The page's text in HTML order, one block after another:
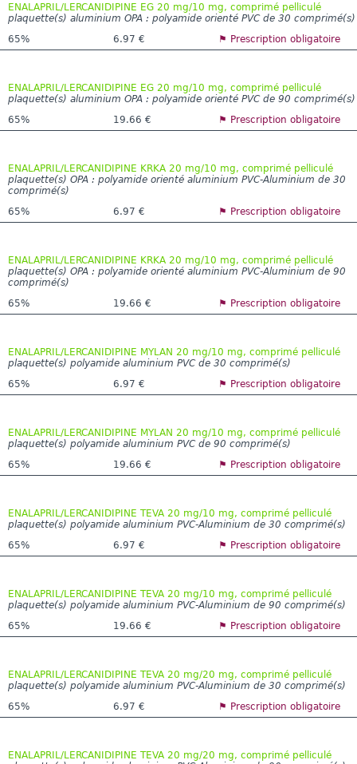
ENALAPRIL/LERCANIDIPINE EG 20 mg/10 mg, comprimé pelliculé
plaquette(s) aluminium OPA : polyamide orienté PVC de 30 comprimé(s)
65%
6.97 € ⚑ Prescription obligatoire
ENALAPRIL/LERCANIDIPINE EG 20 mg/10 mg, comprimé pelliculé
plaquette(s) aluminium OPA : polyamide orienté PVC de 90 comprimé(s)
65%
19.66 € ⚑ Prescription obligatoire
ENALAPRIL/LERCANIDIPINE KRKA 20 mg/10 mg, comprimé pelliculé
plaquette(s) OPA : polyamide orienté aluminium PVC-Aluminium de 30
comprimé(s)
65%
6.97 € ⚑ Prescription obligatoire
ENALAPRIL/LERCANIDIPINE KRKA 20 mg/10 mg, comprimé pelliculé
plaquette(s) OPA : polyamide orienté aluminium PVC-Aluminium de 90
comprimé(s)
65%
19.66 € ⚑ Prescription obligatoire
ENALAPRIL/LERCANIDIPINE MYLAN 20 mg/10 mg, comprimé pelliculé
plaquette(s) polyamide aluminium PVC de 30 comprimé(s)
65%
6.97 € ⚑ Prescription obligatoire
ENALAPRIL/LERCANIDIPINE MYLAN 20 mg/10 mg, comprimé pelliculé
plaquette(s) polyamide aluminium PVC de 90 comprimé(s)
65%
19.66 € ⚑ Prescription obligatoire
ENALAPRIL/LERCANIDIPINE TEVA 20 mg/10 mg, comprimé pelliculé
plaquette(s) polyamide aluminium PVC-Aluminium de 30 comprimé(s)
65%
6.97 € ⚑ Prescription obligatoire
ENALAPRIL/LERCANIDIPINE TEVA 20 mg/10 mg, comprimé pelliculé
plaquette(s) polyamide aluminium PVC-Aluminium de 90 comprimé(s)
65%
19.66 € ⚑ Prescription obligatoire
ENALAPRIL/LERCANIDIPINE TEVA 20 mg/20 mg, comprimé pelliculé
plaquette(s) polyamide aluminium PVC-Aluminium de 30 comprimé(s)
65%
6.97 € ⚑ Prescription obligatoire
ENALAPRIL/LERCANIDIPINE TEVA 20 mg/20 mg, comprimé pelliculé